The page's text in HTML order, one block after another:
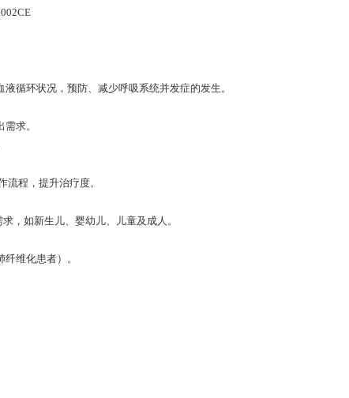
循环状况，预防、减少呼吸系统并发症的发生。
求。
程，提升治疗度。
，如新生儿、婴幼儿、儿童及成人。
维化患者）。